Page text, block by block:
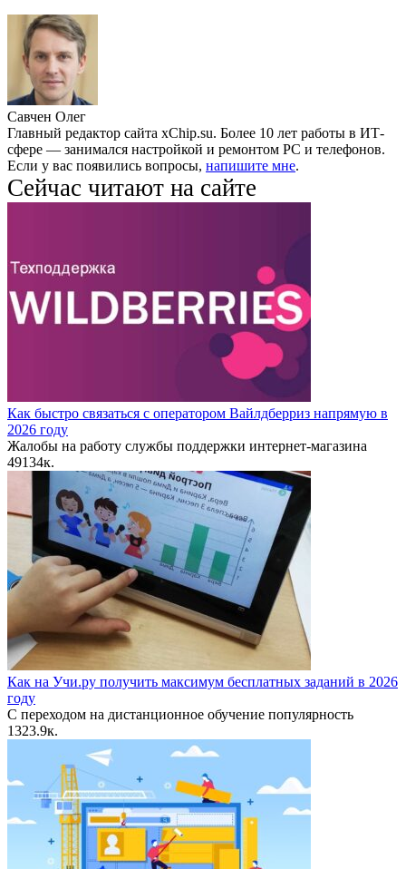
Савчен Олег
Главный редактор сайта xChip.su. Более 10 лет работы в ИТ-
сфере — занимался настройкой и ремонтом PC и телефонов.
Если у вас появились вопросы, напишите мне.
Сейчас читают на сайте
Как быстро связаться с оператором Вайлдберриз напрямую в
2026 году
Жалобы на работу службы поддержки интернет-магазина
49134к.
Как на Учи.ру получить максимум бесплатных заданий в 2026
году
С переходом на дистанционное обучение популярность
1323.9к.